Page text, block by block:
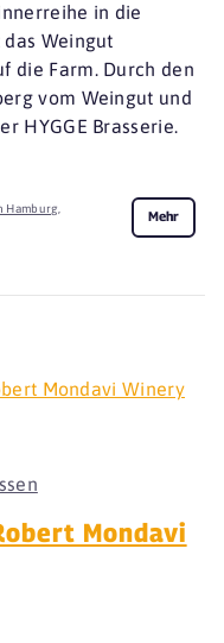
in die
Weingut
die Farm. Durch den
vom Weingut und
HYGGE Brasserie.
Hamburg Mehr
Mondavi